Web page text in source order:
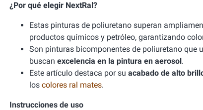
¿Por qué elegir NextRal?
Estas pinturas de poliuretano superan
productos químicos y petróleo, garantizando
Son pinturas bicomponentes de poliuretano que
buscan excelencia en la pintura en aerosol.
Este artículo destaca por su acabado de alto
los colores ral mates.
Instrucciones de uso